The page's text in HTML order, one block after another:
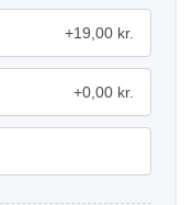
+19,00 kr.
+0,00 kr.